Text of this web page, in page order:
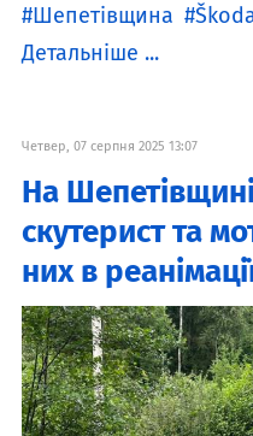
Шепетівщина
Детальніше ...
Четвер, 07 серпня 2025 13:07
На
скутерист та
них в